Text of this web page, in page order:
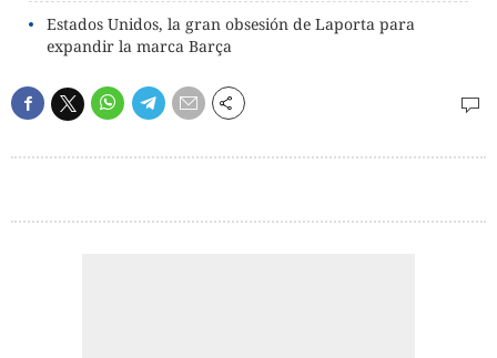
Estados Unidos, la gran obsesión de Laporta para
expandir la marca Barça